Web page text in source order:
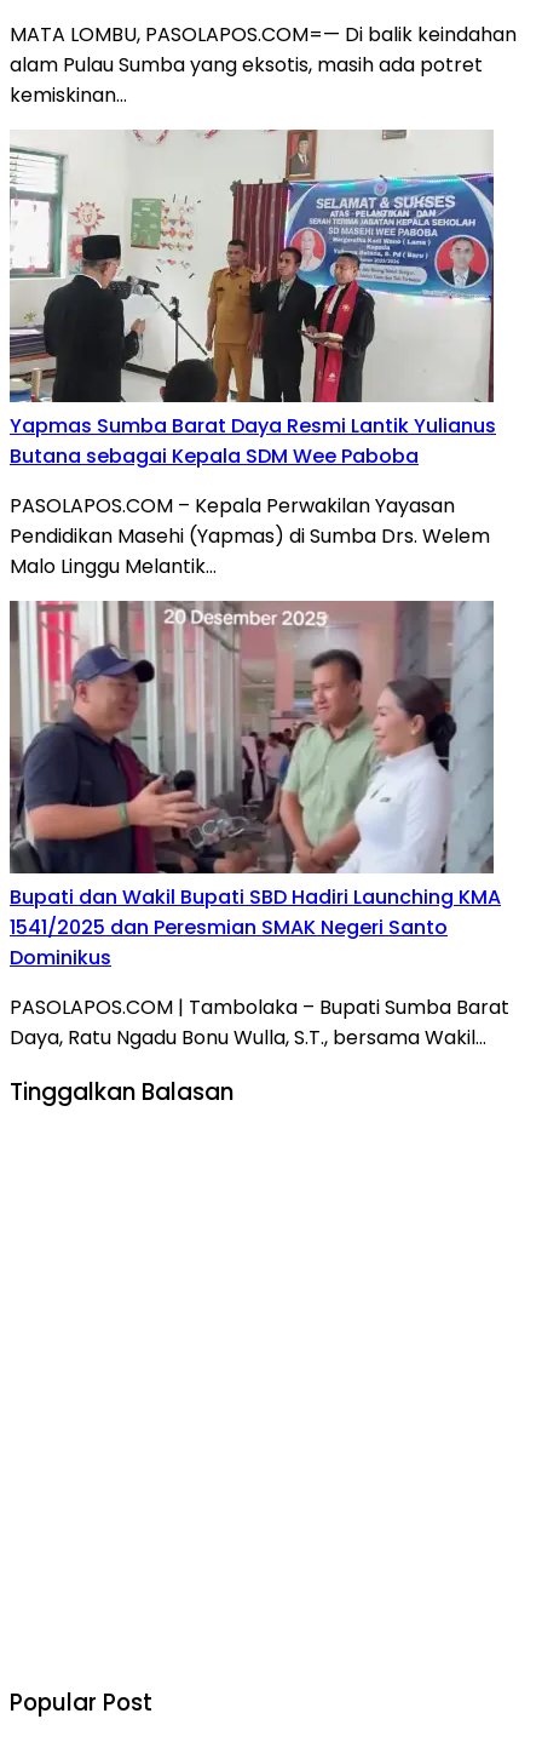
MATA LOMBU, PASOLAPOS.COM=— Di balik keindahan
alam Pulau Sumba yang eksotis, masih ada potret
kemiskinan…
Yapmas Sumba Barat Daya Resmi Lantik Yulianus
Butana sebagai Kepala SDM Wee Paboba
PASOLAPOS.COM – Kepala Perwakilan Yayasan
Pendidikan Masehi (Yapmas) di Sumba Drs. Welem
Malo Linggu Melantik…
Bupati dan Wakil Bupati SBD Hadiri Launching KMA
1541/2025 dan Peresmian SMAK Negeri Santo
Dominikus
PASOLAPOS.COM | Tambolaka – Bupati Sumba Barat
Daya, Ratu Ngadu Bonu Wulla, S.T., bersama Wakil…
Tinggalkan Balasan
Popular Post